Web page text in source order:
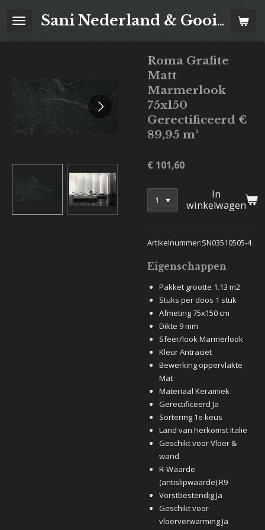
direct
Sani Nederland & Goois Tegelhuis
Roma Grafite
Matt
Marmerlook
75x150
Gerectificeerd €
89,95 m²
€ 101,60
In
winkelwagen
Artikelnummer:SN03510505-4
Eigenschappen
Pakket grootte 1.13 m2
Stuks per doos 1 stuk
Afmeting 75x150 cm
Dikte 9 mm
Sfeer/look Marmerlook
Kleur Antraciet
Bewerking oppervlakte
Mat
Materiaal Keramiek
Gerectificeerd Ja
Sortering 1e keus
Land van herkomst Italië
Geschikt voor Vloer &
wand
R-Waarde
(antislipwaarde) R9
Vorstbestendig Ja
Geschikt voor
vloerverwarming Ja